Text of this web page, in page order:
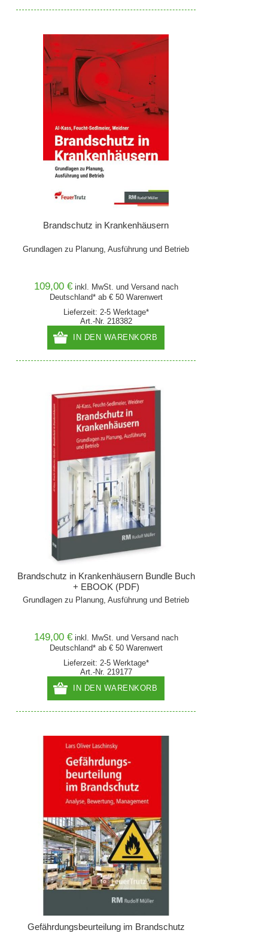
Brandschutz in Krankenhäusern
Grundlagen zu Planung, Ausführung und Betrieb
109,00 € inkl. MwSt. und Versand nach
Deutschland* ab € 50 Warenwert
Lieferzeit: 2-5 Werktage*
Art.-Nr. 218382
IN DEN WARENKORB
Brandschutz in Krankenhäusern Bundle Buch
+ EBOOK (PDF)
Grundlagen zu Planung, Ausführung und Betrieb
149,00 € inkl. MwSt. und Versand nach
Deutschland* ab € 50 Warenwert
Lieferzeit: 2-5 Werktage*
Art.-Nr. 219177
IN DEN WARENKORB
Gefährdungsbeurteilung im Brandschutz